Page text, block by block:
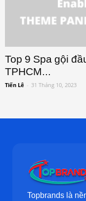
Top 9 Spa gội
TPHCM...
Tiến Lê - 31 Tháng 10, 2023
Topbrands là